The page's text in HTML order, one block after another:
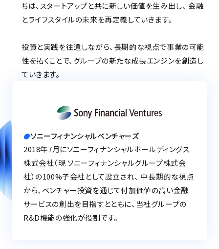
ちは、スタートアップと共に新しい価値を生み出し、 金融
とライフスタイルの未来を再定義していきます。
投資と実践を往還しながら、長期的な視点で事業の可能
性を拓くことで、グループの新たな成長エンジンを創造し
ていきます。
ソニーフィナンシャルベンチャーズ
2018年7月にソニーフィナンシャルホールディングス
株式会社（現 ソニーフィナンシャルグループ株式会
社）の100%子会社として設立され、 中長期的な視点
から、ベンチャー投資を通じて付加価値の高い金融
サービスの創出を目指すとともに、当社グループの
R&D機能の強化が役割です。